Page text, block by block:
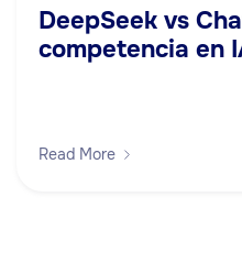
DeepSeek vs
competencia en
Read More